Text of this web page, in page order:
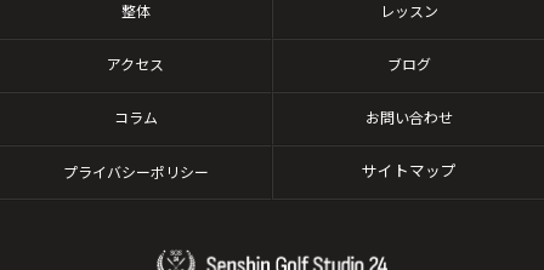
整体 レッスン
アクセス ブログ
コラム お問い合わせ
プライバシーポリシー サイトマップ